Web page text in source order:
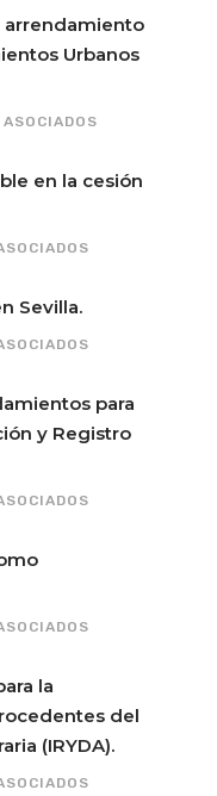
Urbanos
en la cesión
Sevilla.
para
y Registro
la
del
(IRYDA).